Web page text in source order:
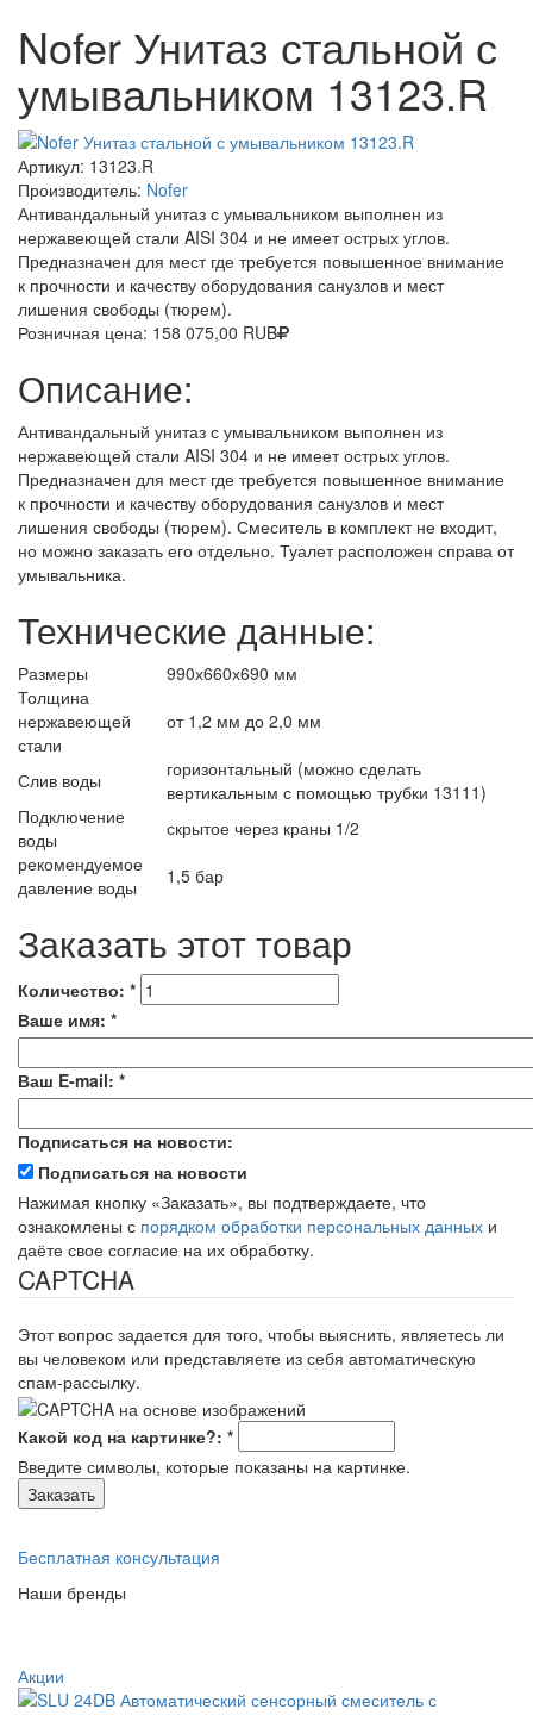
Nofer Унитаз стальной с
умывальником 13123.R
Артикул: 13123.R
Производитель: Nofer
Антивандальный унитаз с умывальником выполнен из
нержавеющей стали AISI 304 и не имеет острых углов.
Предназначен для мест где требуется повышенное внимание
к прочности и качеству оборудования санузлов и мест
лишения свободы (тюрем).
Розничная цена: 158 075,00 RUB
Описание:
Антивандальный унитаз с умывальником выполнен из
нержавеющей стали AISI 304 и не имеет острых углов.
Предназначен для мест где требуется повышенное внимание
к прочности и качеству оборудования санузлов и мест
лишения свободы (тюрем). Смеситель в комплект не входит,
но можно заказать его отдельно. Туалет расположен справа от
умывальника.
Технические данные:
Размеры
990х660х690 мм
Толщина
нержавеющей
стали
от 1,2 мм до 2,0 мм
Слив воды
горизонтальный (можно сделать
вертикальным с помощью трубки 13111)
Подключение
воды
скрытое через краны 1/2
рекомендуемое
давление воды
1,5 бар
Заказать этот товар
Количество: *
Ваше имя: *
Ваш E-mail: *
Подписаться на новости:
Подписаться на новости
Нажимая кнопку «Заказать», вы подтверждаете, что
ознакомлены с порядком обработки персональных данных и
даёте свое согласие на их обработку.
CAPTCHA
Этот вопрос задается для того, чтобы выяснить, являетесь ли
вы человеком или представляете из себя автоматическую
спам-рассылку.
Какой код на картинке?: *
Введите символы, которые показаны на картинке.
Бесплатная консультация
Наши бренды
Акции